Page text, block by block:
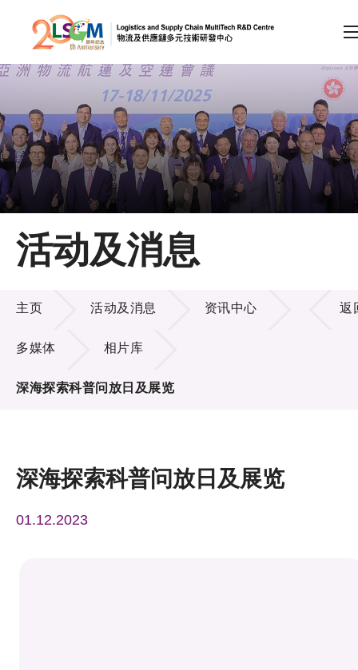
跳到内容（按回车键）
会员登录
A A EN 繁 简
主页
关于LSCM
技术商品化
项目及资助计划
活动及消息
活动及消息
主页 活动及消息 资讯中心
多媒体 相片库
深海探索科普问放日及展览
返
深海探索科普问放日及展览
01.12.2023